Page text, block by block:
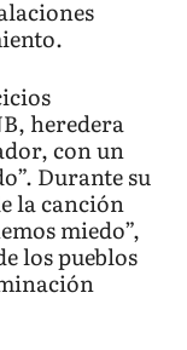
heredera
con un
Durante su
la canción
miedo”,
los pueblos